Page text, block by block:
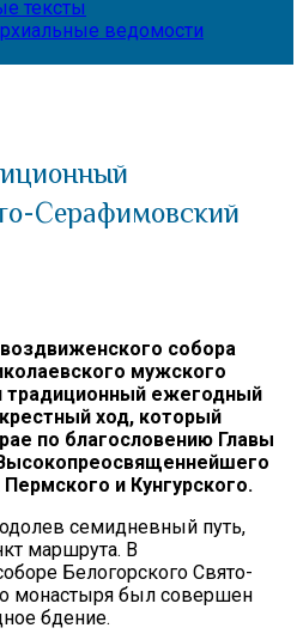
тексты
ведомости
Серафимовский
собора
мужского
традиционный ежегодный
ход, который
по благословению Главы
и Кунгурского.
семидневный путь,
маршрута. В
Белогорского Свято-
монастыря был совершен
бдение.